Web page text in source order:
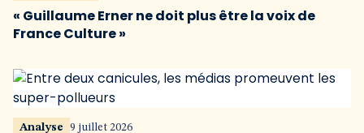
« Guillaume Erner ne doit plus être la voix de
France Culture »
Analyse 9 juillet 2026